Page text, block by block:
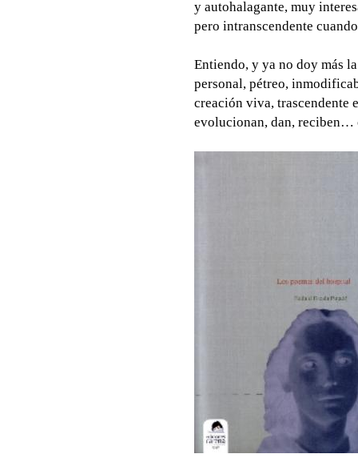
y autohalagante, muy
pero intranscendente
Entiendo, y ya no doy más
personal, pétreo,
creación viva, trascendente
evolucionan, dan, reciben…